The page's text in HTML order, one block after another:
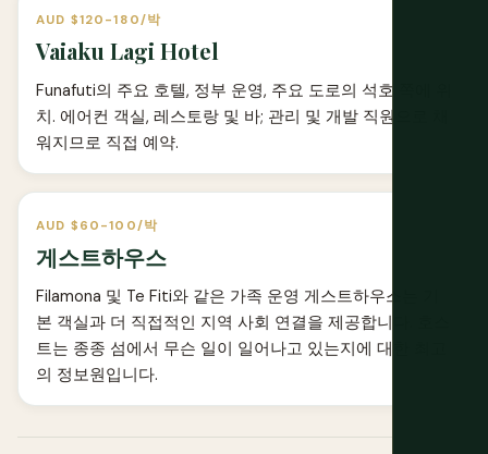
AUD $120-180/박
Vaiaku Lagi Hotel
Funafuti의 주요 호텔, 정부 운영, 주요 도로의 석호 쪽에 위
치. 에어컨 객실, 레스토랑 및 바; 관리 및 개발 직원으로 채
워지므로 직접 예약.
AUD $60-100/박
게스트하우스
Filamona 및 Te Fiti와 같은 가족 운영 게스트하우스는 기
본 객실과 더 직접적인 지역 사회 연결을 제공합니다. 호스
트는 종종 섬에서 무슨 일이 일어나고 있는지에 대한 최고
의 정보원입니다.